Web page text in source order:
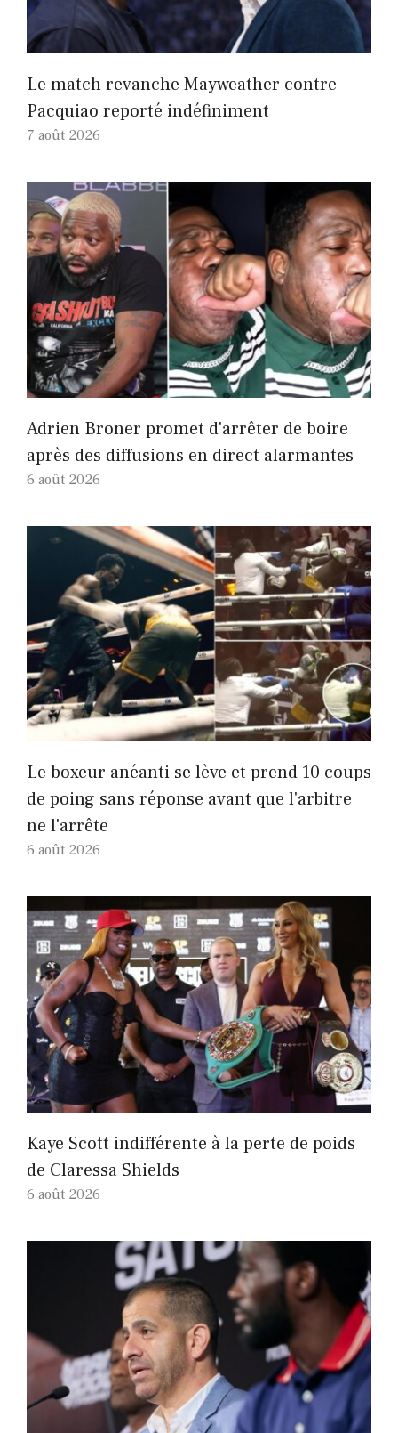
Le match revanche Mayweather contre
Pacquiao reporté indéfiniment
7 août 2026
Adrien Broner promet d'arrêter de boire
après des diffusions en direct alarmantes
6 août 2026
Le boxeur anéanti se lève et prend 10 coups
de poing sans réponse avant que l'arbitre
ne l'arrête
6 août 2026
Kaye Scott indifférente à la perte de poids
de Claressa Shields
6 août 2026